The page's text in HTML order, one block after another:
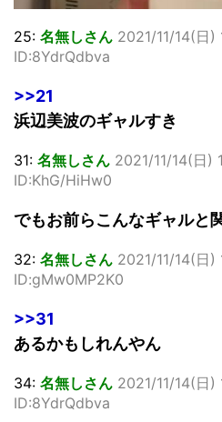
25: 名無しさん 2021/11/14(日)
ID:8YdrQdbva
>>21
浜辺美波のギャルすき
31: 名無しさん 2021/11/14(日)
ID:KhG/HiHw0
でもお前らこんなギャルと
32: 名無しさん 2021/11/14(日
ID:gMw0MP2K0
>>31
あるかもしれんやん
34: 名無しさん 2021/11/14(日
ID:8YdrQdbva